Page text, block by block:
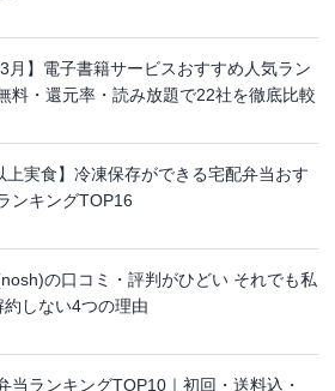
3月】電子書籍サービスおすすめ人気ラン
料・還元率・読み放題で22社を徹底比較
上実食】冷凍保存ができる宅配弁当おす
ンキングTOP16
の口コミ・評判がひどい それでも私
しない4つの理由
当ランキングTOP10｜初回・送料込・